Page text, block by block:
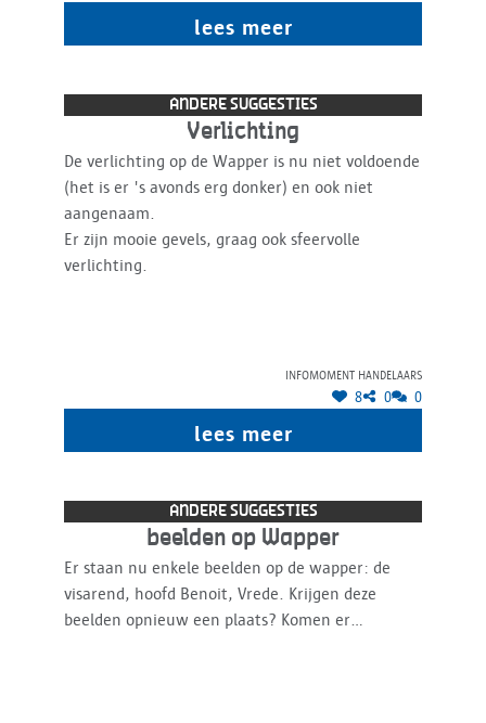
lees meer
ANDERE SUGGESTIES
Verlichting
De verlichting op de Wapper is nu niet voldoende
(het is er 's avonds erg donker) en ook niet
aangenaam.
Er zijn mooie gevels, graag ook sfeervolle
verlichting.
Infomoment handelaars
8 0 0
lees meer
ANDERE SUGGESTIES
beelden op Wapper
Er staan nu enkele beelden op de wapper: de
visarend, hoofd Benoit, Vrede. Krijgen deze
beelden opnieuw een plaats? Komen er